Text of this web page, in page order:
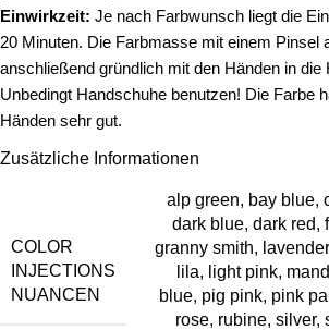
Einwirkzeit: Je nach Farbwunsch liegt die
20 Minuten. Die Farbmasse mit einem Pinsel
anschließend gründlich mit den Händen in die
Unbedingt Handschuhe benutzen! Die Farbe
Händen sehr gut.
Zusätzliche Informationen
COLOR
INJECTIONS
NUANCEN
alp green, bay blue,
dark blue, dark red,
granny smith, lavender
lila, light pink,
blue, pig pink, pink
rose, rubine, silver,